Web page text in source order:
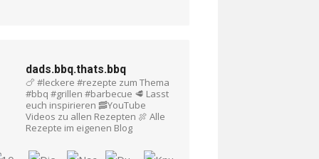
dads.bbq.thats.bbq
🍗 #leckere #rezepte zum Thema
#bbq #grillen #barbecue 🥩 Lasst
euch inspirieren 🥓YouTube
Videos zu allen Rezepten 🍖 Alle
Rezepte im eigenen Blog